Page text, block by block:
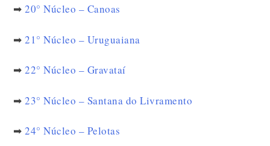
➡20° Núcleo – Canoas
➡21° Núcleo – Uruguaiana
➡22° Núcleo – Gravataí
➡ 23° Núcleo – Santana do Livramento
➡24° Núcleo – Pelotas